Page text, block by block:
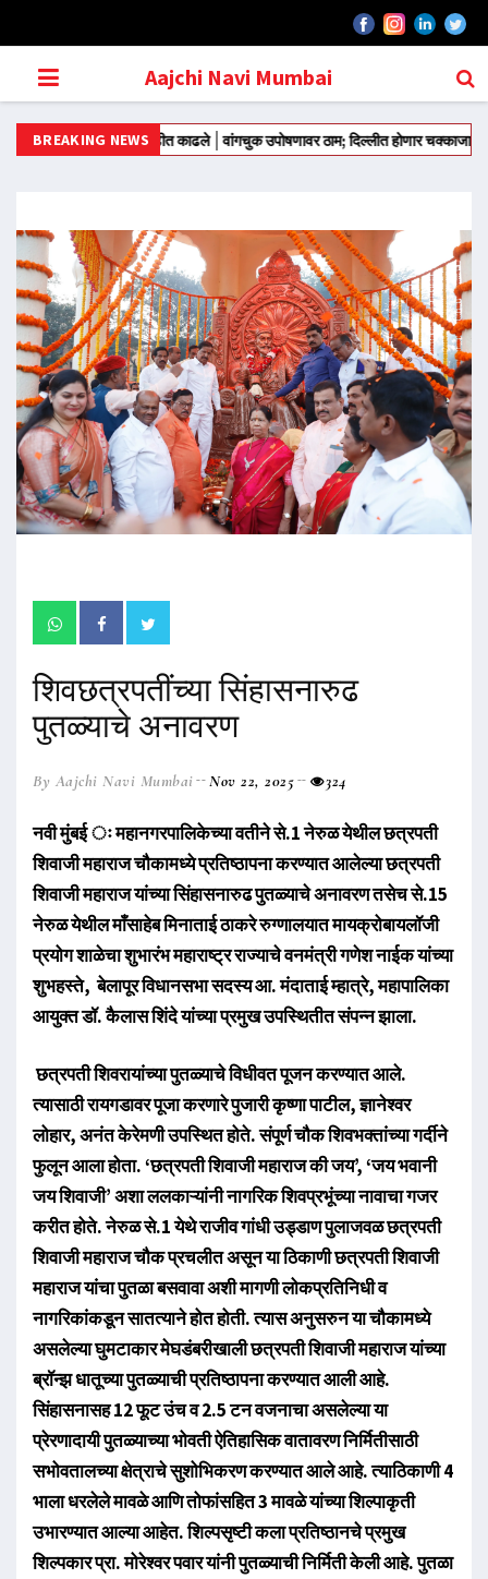
Aajchi Navi Mumbai
BREAKING NEWS
आंदोलन मोडीत काढले वांगचुक उपोषणावर ठाम; दिल्लीत होणार चक्काजाम
शिवछत्रपतींच्या सिंहासनारुढ
पुतळ्याचे अनावरण
By Aajchi Navi Mumbai Nov 22, 2025 324
नवी मुंबई ः महानगरपालिकेच्या वतीने से.1 नेरुळ येथील छत्रपती
शिवाजी महाराज चौकामध्ये प्रतिष्ठापना करण्यात आलेल्या छत्रपती
शिवाजी महाराज यांच्या सिंहासनारुढ पुतळ्याचे अनावरण तसेच से.15
नेरुळ येथील माँसाहेब मिनाताई ठाकरे रुग्णालयात मायक्रोबायलॉजी
प्रयोग शाळेचा शुभारंभ महाराष्ट्र राज्याचे वनमंत्री गणेश नाईक यांच्या
शुभहस्ते, बेलापूर विधानसभा सदस्य आ. मंदाताई म्हात्रे, महापालिका
आयुक्त डॉ. कैलास शिंदे यांच्या प्रमुख उपस्थितीत संपन्न झाला.
छत्रपती शिवरायांच्या पुतळ्याचे विधीवत पूजन करण्यात आले.
त्यासाठी रायगडावर पूजा करणारे पुजारी कृष्णा पाटील, ज्ञानेश्वर
लोहार, अनंत केरेमणी उपस्थित होते. संपूर्ण चौक शिवभक्तांच्या गर्दीने
फुलून आला होता. ‌‘छत्रपती शिवाजी महाराज की जय‌’, ‌‘जय भवानी
जय शिवाजी‌’ अशा ललकाऱ्यांनी नागरिक शिवप्रभूंच्या नावाचा गजर
करीत होते. नेरुळ से.1 येथे राजीव गांधी उड्डाण पुलाजवळ छत्रपती
शिवाजी महाराज चौक प्रचलीत असून या ठिकाणी छत्रपती शिवाजी
महाराज यांचा पुतळा बसवावा अशी मागणी लोकप्रतिनिधी व
नागरिकांकडून सातत्याने होत होती. त्यास अनुसरुन या चौकामध्ये
असलेल्या घुमटाकार मेघडंबरीखाली छत्रपती शिवाजी महाराज यांच्या
ब्रॉन्झ धातूच्या पुतळ्याची प्रतिष्ठापना करण्यात आली आहे.
सिंहासनासह 12 फूट उंच व 2.5 टन वजनाचा असलेल्या या
प्रेरणादायी पुतळ्याच्या भोवती ऐतिहासिक वातावरण निर्मितीसाठी
सभोवतालच्या क्षेत्राचे सुशोभिकरण करण्यात आले आहे. त्याठिकाणी 4
भाला धरलेले मावळे आणि तोफांसहित 3 मावळे यांच्या शिल्पाकृती
उभारण्यात आल्या आहेत. शिल्पसृष्टी कला प्रतिष्ठानचे प्रमुख
शिल्पकार प्रा. मोरेश्वर पवार यांनी पुतळ्याची निर्मिती केली आहे. पुतळा